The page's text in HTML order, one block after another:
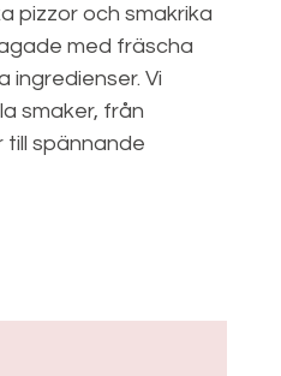
pizzor och smakrika
med fräscha
ingredienser. Vi
smaker, från
spännande